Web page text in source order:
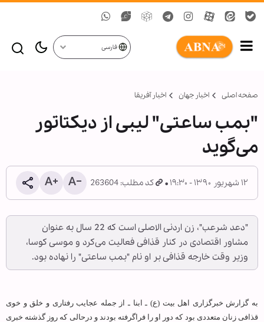
فارسی
صفحه اصلی اخبار جهان اخبار آفریقا
"بمب ساعتی" لیبی از دیکتاتور
می‌گوید
۱۲ شهریور ۱۳۹۰ - ۱۹:۳۰ کد مطلب: 263604
"دعد شرعب"، زن اردنی الاصلی است که 22 سال به عنوان
مشاور اقتصادی در کنار قذافی فعالیت می‌کرد و موسی کوسا،
وزیر وقت خارجه قذافی بر او نام "بمب ساعتی" را نهاده بود.
به گزارش خبرگزاری اهل بیت (ع) ـ ابنا ـ از جمله عجایب رفتاری و خلق و خوی
قذافی زنان متعددی بود که دور او را فراگرفته بودند و درحالی که روز گذشته خبری